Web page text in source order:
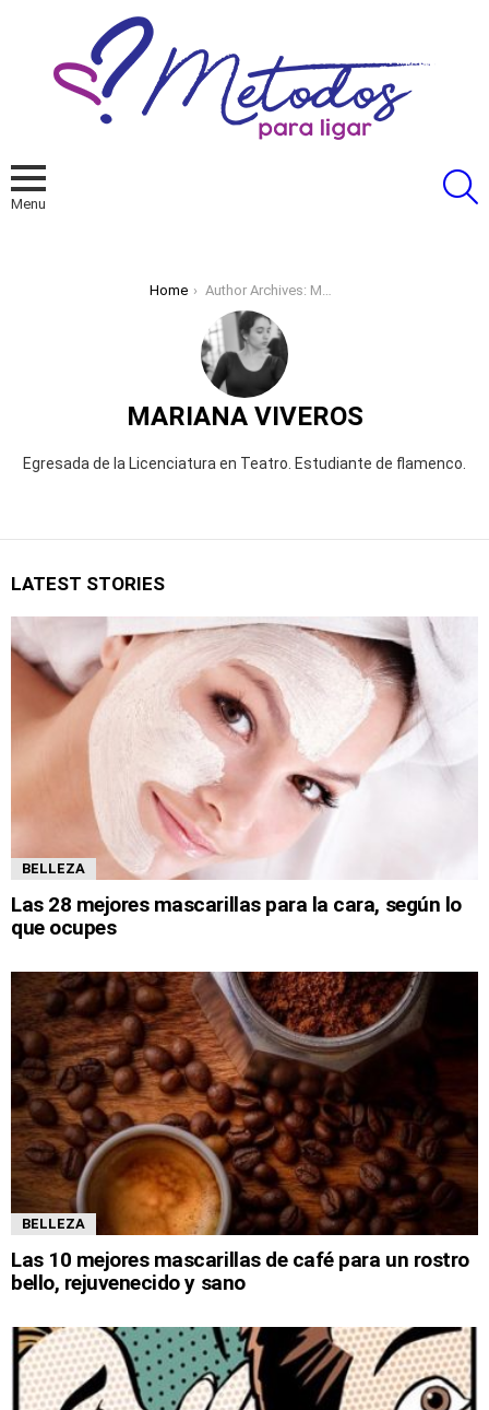
Menu
Home Author Archives: Mariana Viveros
MARIANA VIVEROS
Egresada de la Licenciatura en Teatro. Estudiante de flamenco.
LATEST STORIES
BELLEZA
Las 28 mejores mascarillas para la cara, según lo
que ocupes
BELLEZA
Las 10 mejores mascarillas de café para un rostro
bello, rejuvenecido y sano